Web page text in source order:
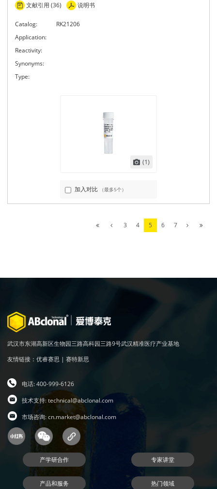
文献引用 (36) 说明书
Catalog:
RK21206
Application:
Reactivity:
Synonyms:
Type:
(1)
加入对比 （最多5个）
3 4 5 6 7
武汉市东湖高新区生物园三路高科园三路9号武汉精准医疗产业基地
友情链接： 优睿赛思 | 赛特新思
电话: 400-999-6126
技术支持:technical@abclonal.com
市场咨询:cn.market@abclonal.com
产学研合作 专家讲堂
产品和服务 热门领域